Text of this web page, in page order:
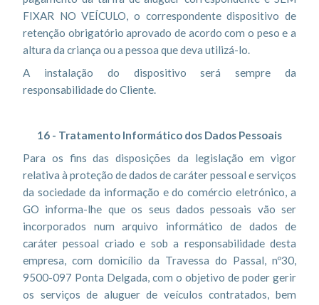
FIXAR NO VEÍCULO, o correspondente dispositivo de
retenção obrigatório aprovado de acordo com o peso e a
altura da criança ou a pessoa que deva utilizá-lo.
A instalação do dispositivo será sempre da
responsabilidade do Cliente.
16 - Tratamento Informático dos Dados Pessoais
Para os fins das disposições da legislação em vigor
relativa à proteção de dados de caráter pessoal e serviços
da sociedade da informação e do comércio eletrónico, a
GO informa-lhe que os seus dados pessoais vão ser
incorporados num arquivo informático de dados de
caráter pessoal criado e sob a responsabilidade desta
empresa, com domicílio da Travessa do Passal, nº30,
9500-097 Ponta Delgada, com o objetivo de poder gerir
os serviços de aluguer de veículos contratados, bem